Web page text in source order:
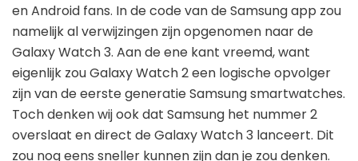
Suunto
Wahoo
Withings
Xiaomi
en Android fans. In de code van de Samsung app zou
namelijk al verwijzingen zijn opgenomen naar de
Galaxy Watch 3. Aan de ene kant vreemd, want
eigenlijk zou Galaxy Watch 2 een logische opvolger
zijn van de eerste generatie Samsung smartwatches.
Toch denken wij ook dat Samsung het nummer 2
overslaat en direct de Galaxy Watch 3 lanceert. Dit
zou nog eens sneller kunnen zijn dan je zou denken.